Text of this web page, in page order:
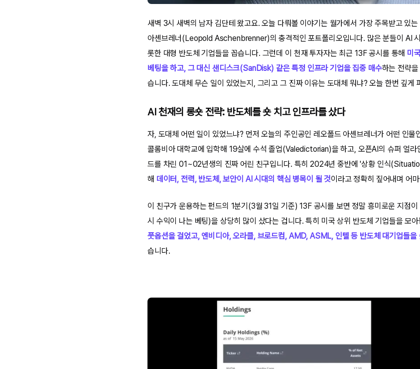
새벽 3시 새벽의 남자 김단테 왔고요. 오늘 다뤄볼 이야기는 월가에서 가장 주목받고 있
아셴브레너(Leopold Aschenbrenner)의 충격적인 포트폴리오입니다. 많은 분들이 AI 시
롯한 대형 반도체 기업들을 꼽습니다. 그런데 이 천재 투자자는 최근 13F 공시를 통해 미
베팅을 하고, 그 대신 샌디스크(SanDisk) 같은 특정 인프라 기업을 집중 매수하는 전략
습니다. 도대체 무슨 일이 있었는지, 그리고 그 진짜 이유는 도대체 뭐냐? 오늘 한번 깊게
AI 천재의 롱숏 전략: 반도체를 숏 치고 인프라를 샀다
자, 도대체 어떤 일이 있었느냐? 먼저 오늘의 주인공인 레오폴드 아셴브레너가 어떤 인물
콜롬비아 대학교에 입학해 19살에 수석 졸업(Valedictorian)을 하고, 오픈AI의 슈퍼 얼라
드를 차린 01~02년생의 진짜 어린 친구입니다. 특히 2024년 중반에 '상황 인식
해 데이터, 전력, 반도체, 보안이 AI 시대의 핵심 병목이 될 것이라고 정확히 짚어내며 어
이 친구가 운용하는 펀드의 1분기(3월 31일 기준) 13F 공시를 보면 정말 흥미로운 지점
시 수익이 나는 베팅)을 상당히 많이 샀다는 겁니다. 특히 미국 상위 반도체 기업들을 모아
풋옵션을 걸었고, 엔비디아, 오라클, 브로드컴, AMD, ASML, 인텔 등 반도체 대기업들을
습니다.